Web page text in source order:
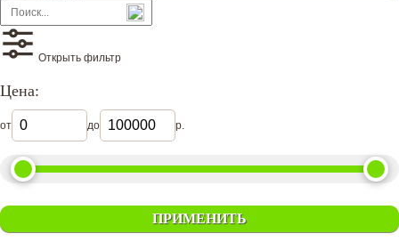
Открыть фильтр
Цена:
от до р.
ПРИМЕНИТЬ